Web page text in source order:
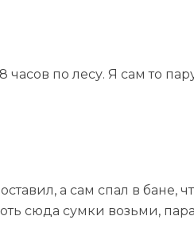
по лесу. Я сам то
а сам спал в
сюда сумки возьми,